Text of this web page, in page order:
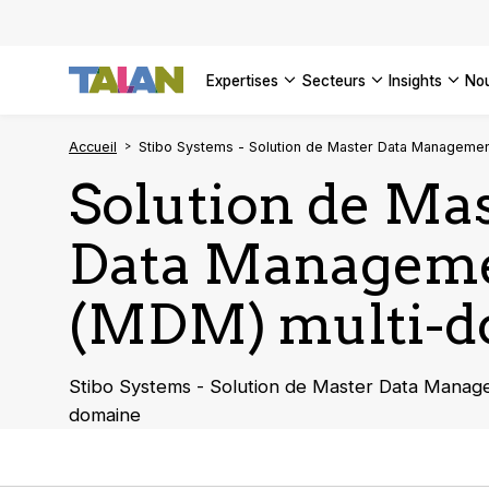
expertises secteurs insights
VOIR
VOIR
Accueil Stibo Systems - Solution de Master Data
Stibo Systems -
Solution de
Data
(MDM) multi-
Stibo Systems - Solution de Master Data
domaine